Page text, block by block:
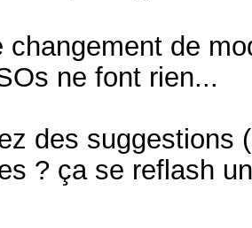
changement de
ne font rien...
des suggestions
? ça se reflash